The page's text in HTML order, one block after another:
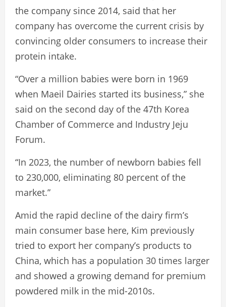
the company since 2014, said that her
company has overcome the current crisis by
convincing older consumers to increase their
protein intake.
“Over a million babies were born in 1969
when Maeil Dairies started its business,” she
said on the second day of the 47th Korea
Chamber of Commerce and Industry Jeju
Forum.
“In 2023, the number of newborn babies fell
to 230,000, eliminating 80 percent of the
market.”
Amid the rapid decline of the dairy firm’s
main consumer base here, Kim previously
tried to export her company’s products to
China, which has a population 30 times larger
and showed a growing demand for premium
powdered milk in the mid-2010s.